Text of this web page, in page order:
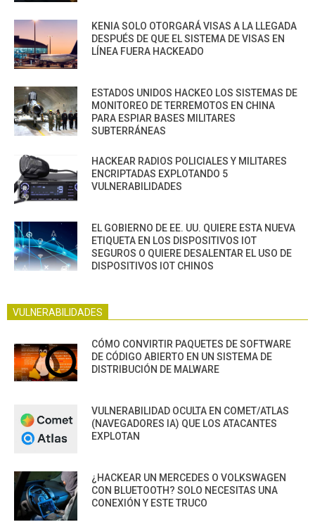
KENIA SOLO OTORGARÁ VISAS A LA LLEGADA
DESPUÉS DE QUE EL SISTEMA DE VISAS EN
LÍNEA FUERA HACKEADO
ESTADOS UNIDOS HACKEO LOS SISTEMAS DE
MONITOREO DE TERREMOTOS EN CHINA
PARA ESPIAR BASES MILITARES
SUBTERRÁNEAS
HACKEAR RADIOS POLICIALES Y MILITARES
ENCRIPTADAS EXPLOTANDO 5
VULNERABILIDADES
EL GOBIERNO DE EE. UU. QUIERE ESTA NUEVA
ETIQUETA EN LOS DISPOSITIVOS IOT
SEGUROS O QUIERE DESALENTAR EL USO DE
DISPOSITIVOS IOT CHINOS
VULNERABILIDADES
CÓMO CONVIRTIR PAQUETES DE SOFTWARE
DE CÓDIGO ABIERTO EN UN SISTEMA DE
DISTRIBUCIÓN DE MALWARE
VULNERABILIDAD OCULTA EN COMET/ATLAS
(NAVEGADORES IA) QUE LOS ATACANTES
EXPLOTAN
¿HACKEAR UN MERCEDES O VOLKSWAGEN
CON BLUETOOTH? SOLO NECESITAS UNA
CONEXIÓN Y ESTE TRUCO